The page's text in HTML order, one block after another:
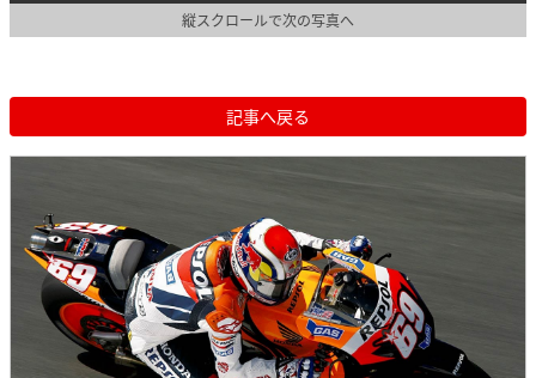
縦スクロールで次の写真へ
記事へ戻る